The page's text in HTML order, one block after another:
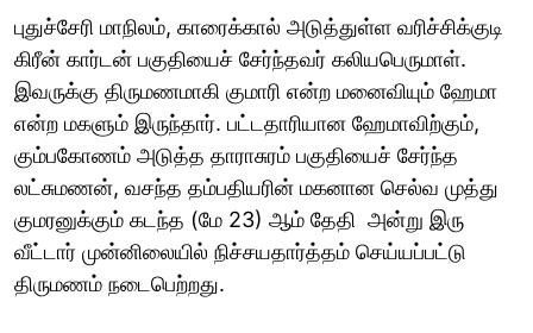
புதுச்சேரி மாநிலம், காரைக்கால் அடுத்துள்ள வரிச்சிக்குடி
கிரீன் கார்டன் பகுதியைச் சேர்ந்தவர் கலியபெருமாள்.
இவருக்கு திருமணமாகி குமாரி என்ற மனைவியும் ஹேமா
என்ற மகளும் இருந்தார். பட்டதாரியான ஹேமாவிற்கும்,
கும்பகோணம் அடுத்த தாராசுரம் பகுதியைச் சேர்ந்த
லட்சுமணன், வசந்த தம்பதியரின் மகனான செல்வ முத்து
குமரனுக்கும் கடந்த (மே 23) ஆம் தேதி அன்று இரு
வீட்டார் முன்னிலையில் நிச்சயதார்த்தம் செய்யப்பட்டு
திருமணம் நடைபெற்றது.